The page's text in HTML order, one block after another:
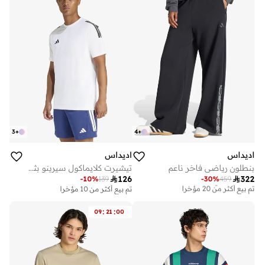
+
4
اديداس
بنطلون رياضي فاخر ناعم
322
459
-30%
توصيل مجاني
تم بيع أكثر من 20 مؤخرا
+
3
اديداس
تيشيرت كلايماكول سيرينو بثلاث خطوط
126
139
-10%
تم بيع أكثر من 10 مؤخرا
09: 21 :00